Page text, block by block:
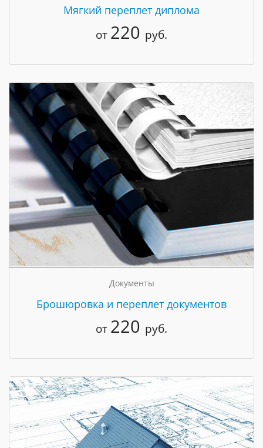
Мягкий переплет диплома
от 220 руб.
Документы
Брошюровка и переплет документов
от 220 руб.